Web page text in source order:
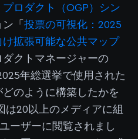
ロダクト（OGP）シン
「 投票の可視化：2025
拡張可能な公共マップ
クトマネージャーの
年総選挙で使用された
のように構築したかを
は20以上のメディアに組
ーザーに閲覧されまし